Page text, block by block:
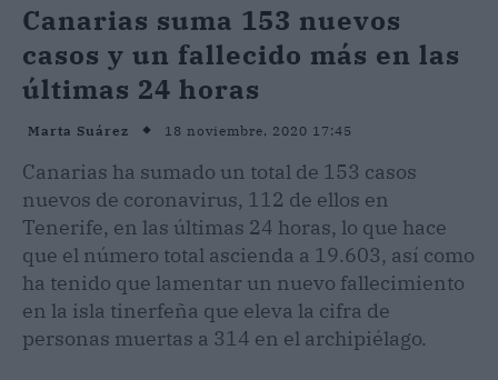
Canarias suma 153 nuevos
casos y un fallecido más en las
últimas 24 horas
Marta Suárez 18 noviembre, 2020 17:45
Canarias ha sumado un total de 153 casos
nuevos de coronavirus, 112 de ellos en
Tenerife, en las últimas 24 horas, lo que hace
que el número total ascienda a 19.603, así como
ha tenido que lamentar un nuevo fallecimiento
en la isla tinerfeña que eleva la cifra de
personas muertas a 314 en el archipiélago.